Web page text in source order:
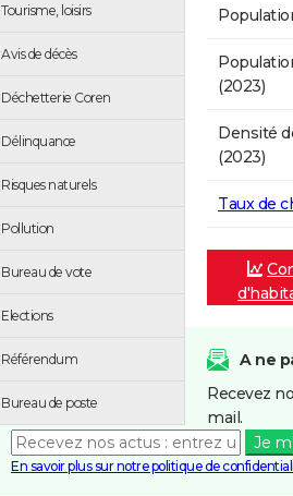
Tourisme, loisirs
Avis de décès
Déchetterie Coren
Délinquance
Risques naturels
Pollution
Bureau de vote
Elections
Référendum
Bureau de poste
(2023)
Densité
(2023)
Taux de
A ne
Recevez
mail.
Je
En savoir plus sur notre politique de